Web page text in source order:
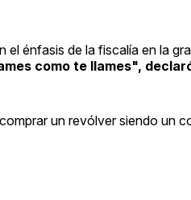
énfasis de la fiscalía en la
como te llames",
un revólver siendo un